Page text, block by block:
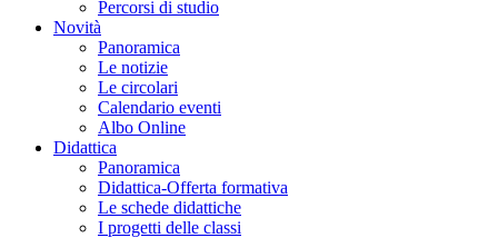
Percorsi di studio
Novità
Panoramica
Le notizie
Le circolari
Calendario eventi
Albo Online
Didattica
Panoramica
Didattica-Offerta formativa
Le schede didattiche
I progetti delle classi